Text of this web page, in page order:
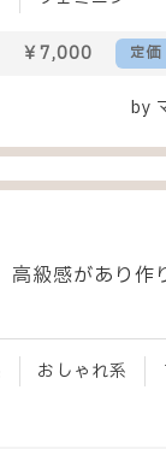
￥7,000 定価
by
級感があり作
おしゃれ系